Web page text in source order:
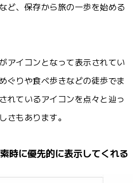
ど、保存から旅の一歩を始める
アイコンとなって表示されてい
ぐりや食べ歩きなどの徒歩でま
れているアイコンを点々と辿っ
さもあります。
時に優先的に表示してくれる